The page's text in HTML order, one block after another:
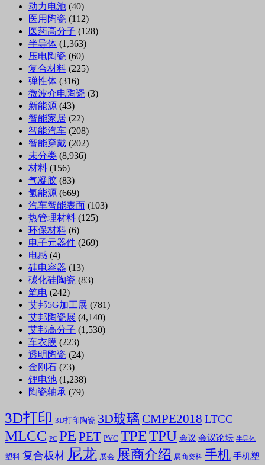
动力电池 (40)
医用陶瓷 (112)
医药高分子 (128)
半导体 (1,363)
压电陶瓷 (60)
复合材料 (225)
弹性体 (316)
微波介电陶瓷 (3)
新能源 (43)
智能家居 (22)
智能汽车 (208)
智能穿戴 (202)
未分类 (8,936)
材料 (156)
气凝胶 (83)
氢能源 (669)
汽车智能表面 (103)
热管理材料 (125)
环保材料 (6)
电子元器件 (269)
电感 (4)
硅电容器 (13)
碳化硅陶瓷 (83)
笔电 (242)
艾邦5G加工展 (781)
艾邦陶瓷展 (4,140)
艾邦高分子 (1,530)
车衣膜 (223)
透明陶瓷 (24)
金刚石 (73)
锂电池 (1,238)
陶瓷轴承 (79)
3D打印 3D打印陶瓷 3D玻璃 CMPE2018 LTCC
MLCC PC PE PET PVC TPETPU 会议 会议论坛 半导体
塑料 复合板材 尼龙 展会 展商介绍 展商资料 手机 手机塑